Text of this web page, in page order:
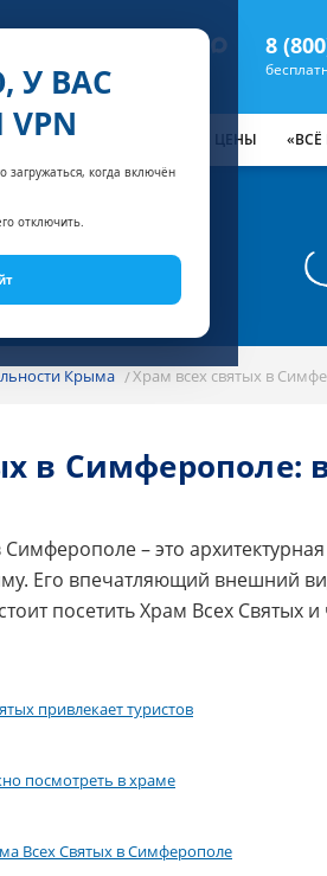
У ВАС
загружаться, когда включён
отключить.
8
АКЦИИ НОМЕРА И ЦЕНЫ
Крыма Храм всех святых в
в Симферополе:
Симферополе – это
Его впечатляющий внешний
посетить Храм Всех Святых
привлекает туристов
посмотреть в храме
Всех Святых в Симферополе